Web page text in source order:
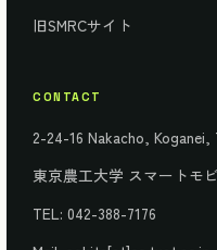
旧SMRCサイト
CONTACT
2-24-16 Nakacho, Koganei,
東京農工大学 スマートモ
TEL: 042-388-7176